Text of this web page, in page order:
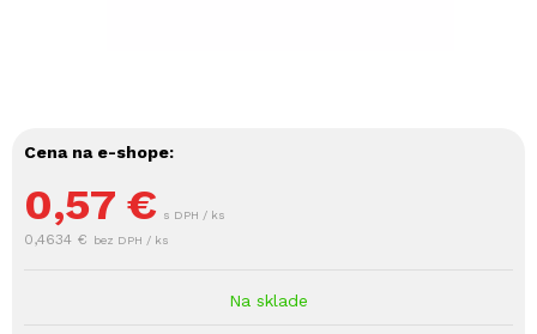
Cena na e-shope:
0,57 € s DPH / ks
0,4634 € bez DPH / ks
Na sklade